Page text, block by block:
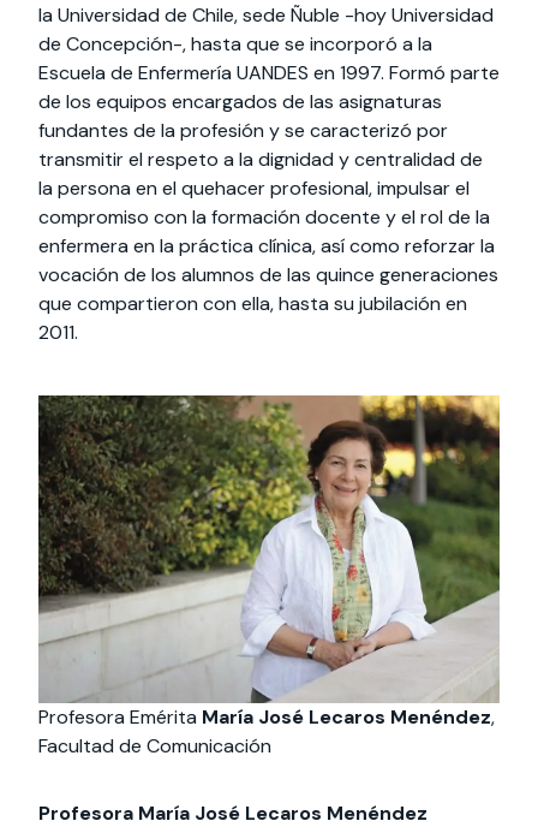
la Universidad de Chile, sede Ñuble -hoy Universidad
de Concepción-, hasta que se incorporó a la
Escuela de Enfermería UANDES en 1997. Formó parte
de los equipos encargados de las asignaturas
fundantes de la profesión y se caracterizó por
transmitir el respeto a la dignidad y centralidad de
la persona en el quehacer profesional, impulsar el
compromiso con la formación docente y el rol de la
enfermera en la práctica clínica, así como reforzar la
vocación de los alumnos de las quince generaciones
que compartieron con ella, hasta su jubilación en
2011.
Profesora Emérita María José Lecaros Menéndez,
Facultad de Comunicación
Profesora María José Lecaros Menéndez